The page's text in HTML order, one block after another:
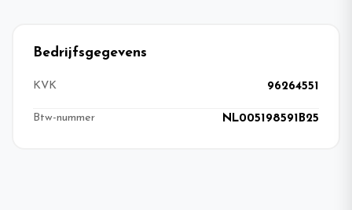
Bedrijfsgegevens
KVK 96264551
Btw-nummer NL005198591B25